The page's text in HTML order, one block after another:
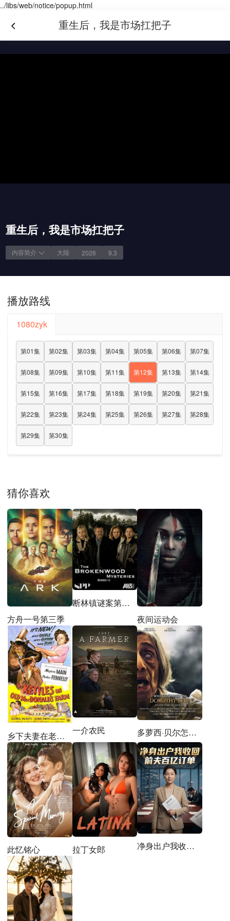
../libs/web/notice/popup.html
重生后，我是市场扛把子
重生后，我是市场扛把子
内容简介 大陆 2026 9.3
播放路线
1080zyk
第01集 第02集 第03集 第04集 第05集 第06集 第07集
第08集 第09集 第10集 第11集 第12集 第13集 第14集
第15集 第16集 第17集 第18集 第19集 第20集 第21集
第22集 第23集 第24集 第25集 第26集 第27集 第28集
第29集 第30集
猜你喜欢
方舟一号第三季
断林镇谜案第十二季
夜间运动会
乡下夫妻在老麦农场 一介农民 多萝西·贝尔怎么了？
此忆铭心 拉丁女郎 净身出户我收回前夫百亿订单